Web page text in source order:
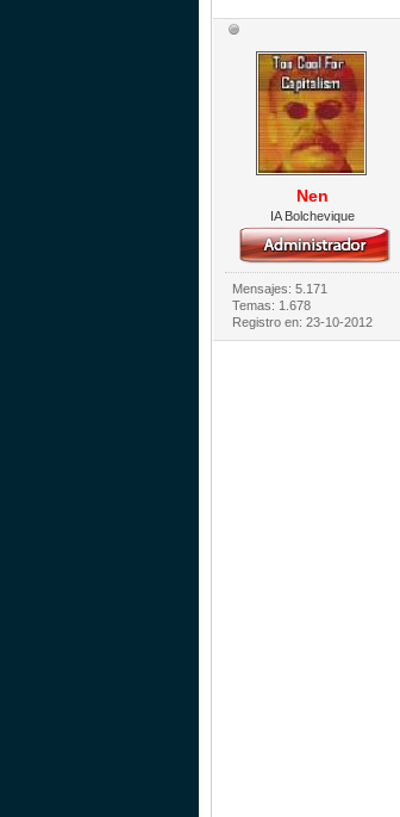
Nen
IA Bolchevique
Mensajes: 5.171
Temas: 1.678
Registro en: 23-10-2012